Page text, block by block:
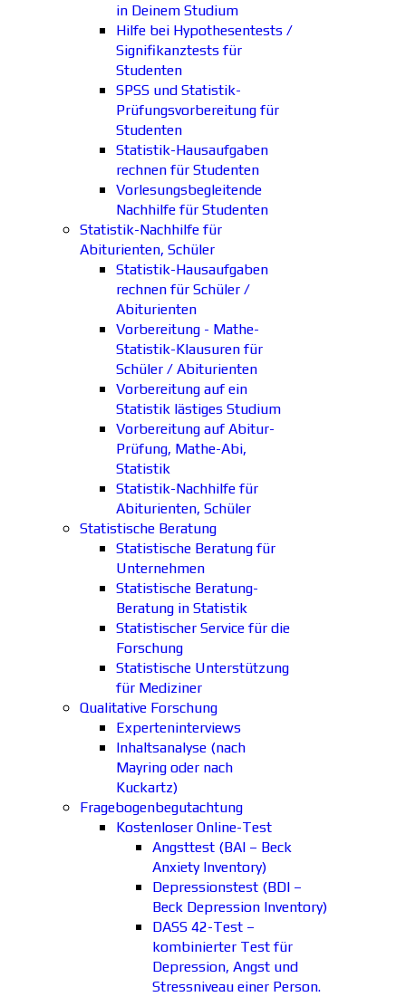
in Deinem Studium
Hilfe bei Hypothesentests /
Signifikanztests für
Studenten
SPSS und Statistik-
Prüfungsvorbereitung für
Studenten
Statistik-Hausaufgaben
rechnen für Studenten
Vorlesungsbegleitende
Nachhilfe für Studenten
Statistik-Nachhilfe für
Abiturienten, Schüler
Statistik-Hausaufgaben
rechnen für Schüler /
Abiturienten
Vorbereitung - Mathe-
Statistik-Klausuren für
Schüler / Abiturienten
Vorbereitung auf ein
Statistik lästiges Studium
Vorbereitung auf Abitur-
Prüfung, Mathe-Abi,
Statistik
Statistik-Nachhilfe für
Abiturienten, Schüler
Statistische Beratung
Statistische Beratung für
Unternehmen
Statistische Beratung-
Beratung in Statistik
Statistischer Service für die
Forschung
Statistische Unterstützung
für Mediziner
Qualitative Forschung
Experteninterviews
Inhaltsanalyse (nach
Mayring oder nach
Kuckartz)
Fragebogenbegutachtung
Kostenloser Online-Test
Angsttest (BAI – Beck
Anxiety Inventory)
Depressionstest (BDI –
Beck Depression Inventory)
DASS 42-Test –
kombinierter Test für
Depression, Angst und
Stressniveau einer Person.